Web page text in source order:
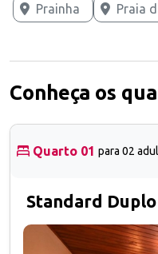
Prainha
Praia
Conheça os
Quarto 01 para 02
Standard Duplo